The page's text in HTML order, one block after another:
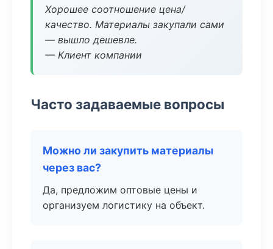
Хорошее соотношение цена/
качество. Материалы закупали сами
— вышло дешевле.
— Клиент компании
Часто задаваемые вопросы
Можно ли закупить материалы
через вас?
Да, предложим оптовые цены и
организуем логистику на объект.